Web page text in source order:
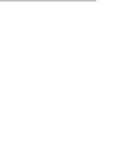
La Torrecilla